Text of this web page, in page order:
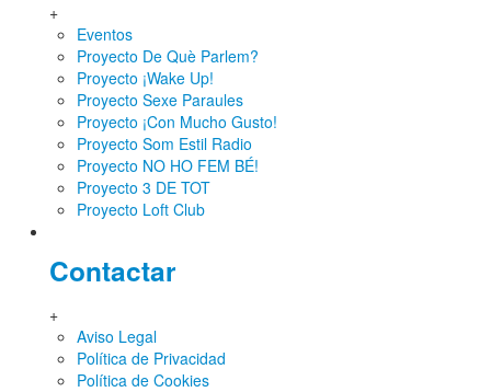
+
Eventos
Proyecto De Què Parlem?
Proyecto ¡Wake Up!
Proyecto Sexe Paraules
Proyecto ¡Con Mucho Gusto!
Proyecto Som Estil Radio
Proyecto NO HO FEM BÉ!
Proyecto 3 DE TOT
Proyecto Loft Club
Contactar
+
Aviso Legal
Política de Privacidad
Política de Cookies